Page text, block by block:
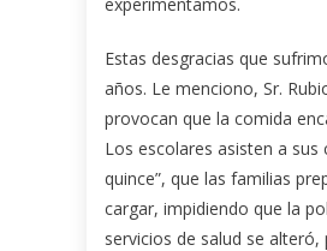
Estas desgracias que
años. Le menciono, Sr.
provocan que la comida
Los escolares asisten a
quince”, que las familias
cargar, impidiendo que la
servicios de salud se